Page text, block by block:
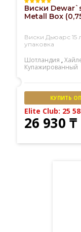
Виски
Metall Box
Виски Дьюарс 15
упаковка
Шотландия ,
Купажированный
КУПИТЬ
Elite Club: 25
26 930₸